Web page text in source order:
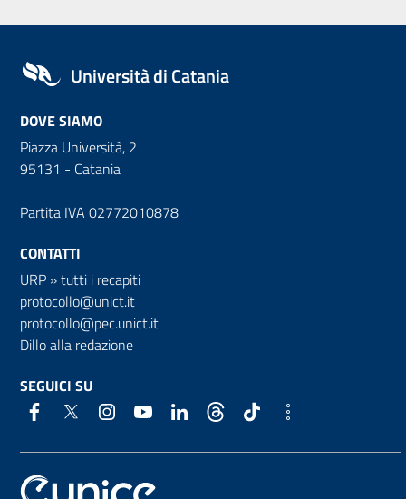
Università di Catania
DOVE SIAMO
Piazza Università, 2
95131 - Catania
Partita IVA 02772010878
CONTATTI
URP »tutti i recapiti
protocollo@unict.it
protocollo@pec.unict.it
Dillo alla redazione
SEGUICI SU